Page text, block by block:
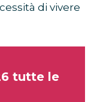
di vivere
tutte le